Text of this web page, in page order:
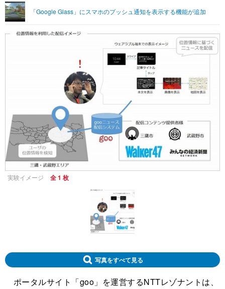
ショッピング その他
「Google Glass」にスマホのプッシュ通知を表示する機能が追加
実験イメージ 全 1 枚
写真をすべて見る
ポータルサイト「goo」を運営するNTTレゾナントは、